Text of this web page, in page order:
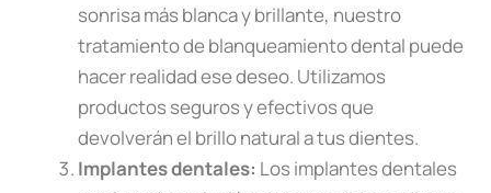
sonrisa más blanca y brillante, nuestro
tratamiento de blanqueamiento dental puede
hacer realidad ese deseo. Utilizamos
productos seguros y efectivos que
devolverán el brillo natural a tus dientes.
Implantes dentales: Los implantes dentales